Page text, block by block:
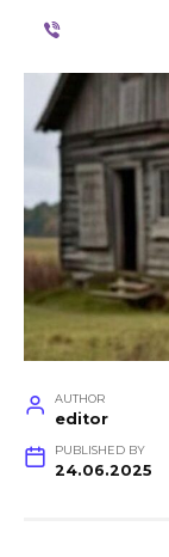
AUTHOR
editor
PUBLISHED BY
24.06.2025